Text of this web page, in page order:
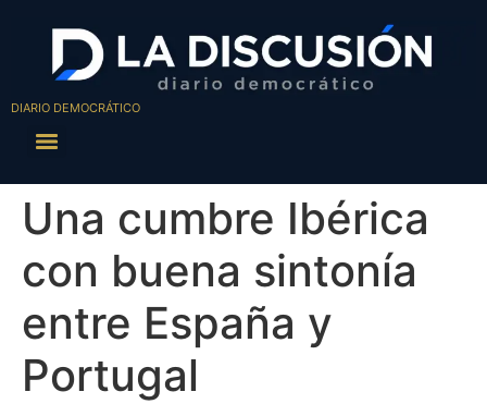
DIARIO DEMOCRÁTICO
Una cumbre Ibérica
con buena sintonía
entre España y
Portugal